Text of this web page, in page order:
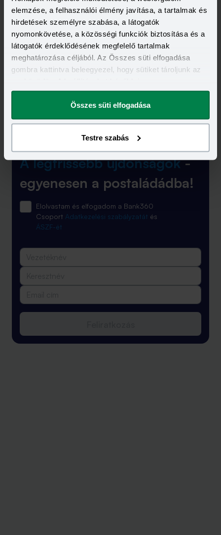
elemzése, a felhasználói élmény javítása, a tartalmak és
hirdetések személyre szabása, a látogatók
nyomonkövetése, a közösségi funkciók biztosítása és a
látogatók érdeklődésének megfelelő tartalmak
meghatározása céljából. Az Összes süti elfogadása
gombra kattintva beleegyezel, hogy sütiket tároljunk az
megváltoztathatod.
Összes süti elfogadása
Testre szabás
Nem. Csak eltulajdonított úti okmányok esetén térítenek
bizonyos útlemondási biztosítások.
Ki számít közeli hozzátartozónak az útlemondási
biztosításnál?
A legfrissebb újdonságok -
egyenesen a postaládádba!
Elolvastam és elfogadom a Bank360
Csoport Adatkezelési szabályzatát és
ÁSZF-ét